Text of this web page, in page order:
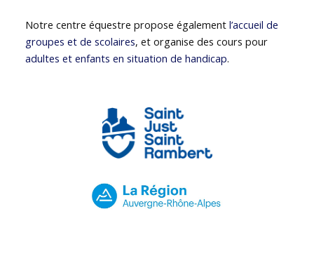
Notre centre équestre propose égalementl’accueil de
groupes et de scolaires, et organise des cours pour
adultes et enfants en situation de handicap.